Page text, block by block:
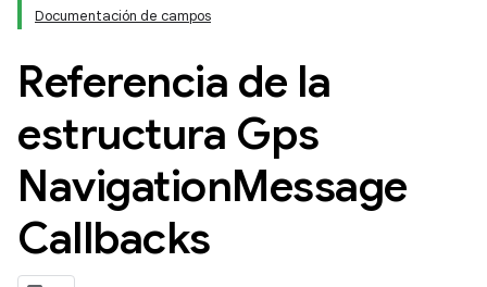
Documentación de campos
Referencia de la
estructura Gps
NavigationMessage
Callbacks